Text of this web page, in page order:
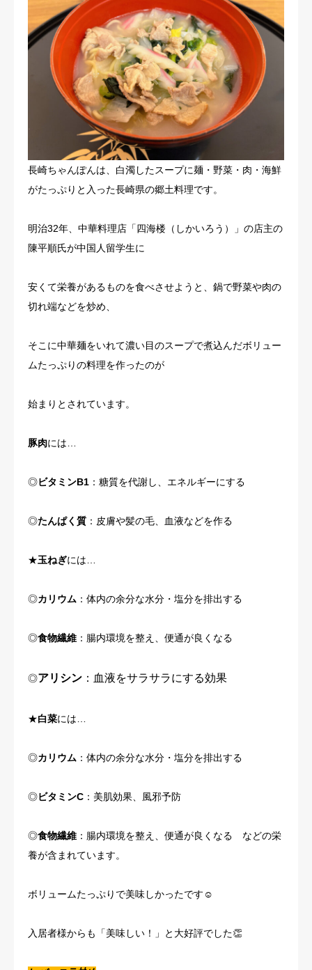
長崎ちゃんぽんは、白濁したスープに麺・野菜・肉・海鮮
がたっぷりと入った長崎県の郷土料理です。
明治32年、中華料理店「四海楼（しかいろう）」の店主の
陳平順氏が中国人留学生に
安くて栄養があるものを食べさせようと、鍋で野菜や肉の
切れ端などを炒め、
そこに中華麺をいれて濃い目のスープで煮込んだボリュー
ムたっぷりの料理を作ったのが
始まりとされています。
豚肉には…
◎ビタミンB1 ：糖質を代謝し、エネルギーにする
◎たんぱく質 ：皮膚や髪の毛、血液などを作る
★玉ねぎには…
◎カリウム ：体内の余分な水分・塩分を排出する
◎食物繊維 ：腸内環境を整え、便通が良くなる
◎アリシン ：血液をサラサラにする効果
★白菜には…
◎カリウム ：体内の余分な水分・塩分を排出する
◎ビタミンC ：美肌効果、風邪予防
◎食物繊維 ：腸内環境を整え、便通が良くなる などの栄
養が含まれています。
ボリュームたっぷりで美味しかったです☺
入居者様からも「美味しい！」と大好評でした👏